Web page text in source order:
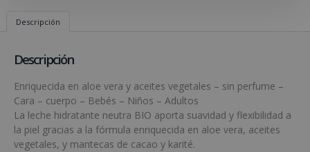
Descripción
Descripción
Enriquecida en aloe vera y aceites vegetales – sin perfume –
Cara – cuerpo – Bebés – Niños – Adultos
La leche hidratante neutra BIO aporta suavidad y flexibilidad a
la piel gracias a la fórmula enriquecida en aloe vera, aceites
vegetales, y mantecas de cacao y karité.